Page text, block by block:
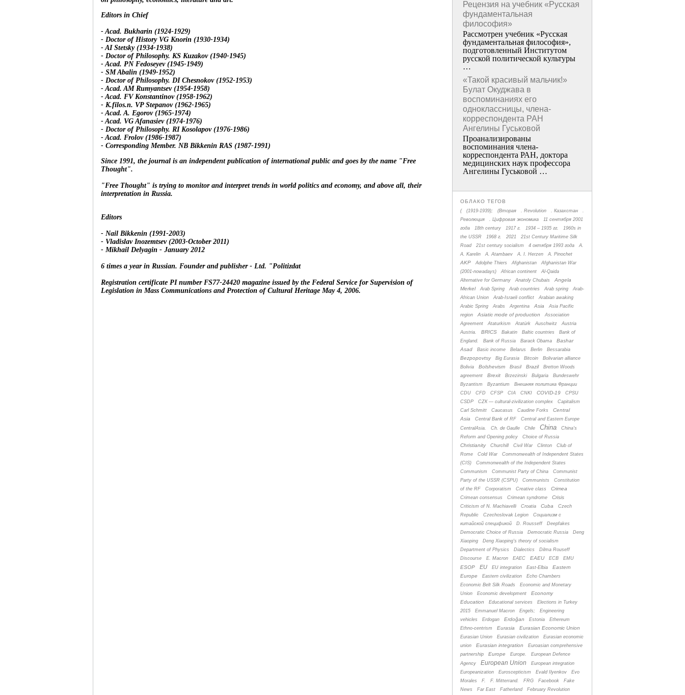
Editors in Chief
- Acad. Bukharin (1924-1929)
- Doctor of History VG Knorin (1930-1934)
- AI Stetsky (1934-1938)
- Doctor of Philosophy. KS Kuzakov (1940-1945)
- Acad. PN Fedoseyev (1945-1949)
- SM Abalin (1949-1952)
- Doctor of Philosophy. DI Chesnokov (1952-1953)
- Acad.AM Rumyantsev (1954-1958)
- Acad. FV Konstantinov (1958-1962)
- K.filos.n. VP Stepanov (1962-1965)
- Acad.A. Egorov (1965-1974)
- Acad. VG Afanasiev (1974-1976)
- Doctor of Philosophy. RI Kosolapov (1976-1986)
- Acad. Frolov (1986-1987)
- Corresponding Member. NB Bikkenin RAS (1987-1991)
Since 1991, the journal is an independent publication of international public and goes by the name "Free
Thought".
"Free Thought" is trying to monitor and interpret trends in world politics and economy, and above all, their
interpretation in Russia.
Editors
- Nail Bikkenin (1991-2003)
- Vladislav Inozemtsev (2003-October 2011)
- Mikhail Delyagin - January 2012
6 times a year in Russian. Founder and publisher - Ltd. "Politizdat
Registration certificate PI number FS77-24420 magazine issued by the Federal Service for Supervision of
Legislation in Mass Communications and Protection of Cultural Heritage May 4, 2006.
Рецензия на учебник «Русская
фундаментальная
философия»
Рассмотрен учебник «Русская
фундаментальная философия»,
подготовленный Институтом
русской политической культуры
…
«Такой красивый мальчик!»
Булат Окуджава в
воспоминаниях его
одноклассницы, члена-
корреспондента РАН
Ангелины Гуськовой
Проанализированы
воспоминания члена­
корреспондента РАН, доктора
медицинских наук профессора
Ангелины Гуськовой …
ОБЛАКО ТЕГОВ
( (1919-1939); (Вторая . Revolution . Казахстан
.
Революция
. Цифровая экономика
11 сентября 2001
года
18th century 1917 г. 1934 – 1935 гг.
1960s in
the USSR
1968 г. 2021
21st Century Maritime Silk
Road
21st century socialism 4 октября 1993 года
A.
A. Karelin
A. Atambaev A. I. Herzen A. Pinochet
AKP Adolphe Thiers Afghanistan
Afghanistan War
(2001-nowadays)
African continent
Al-Qaida
Alternative for Germany
Anatoly Chubais
Angela
Merkel
Arab Spring Arab countries Arab spring
Arab-
African Union
Arab-Israeli conflict
Arabian awaking
Arabic Spring
Arabs Argentina Asia
Asia Pacific
region
Asiatic mode of production
Association
Agreement
Ataturkism Atatürk Auschwitz
Austria
Austria.
BRICS Bakatin Baltic countries
Bank of
England.
Bank of Russia Barack Obama
Bashar
Asad
Basic income Belarus Berlin Bessarabia
Bezpopovtsy Big Eurasia Bitcoin
Bolivarian alliance
Bolivia
Bolshevism Brasil Brazil
Bretton Woods
agreement
Brexit Brzezinski Bulgaria
Bundeswehr
Byzantism
Byzantium
Bнешняя политика Франции
CDU
CFD CFSP CIA CNKI COVID-19
CPSU
CSDP
CZК — cultural-zivilization complex
Capitalism
Carl Schmitt
Caucasus Caudine Forks
Central
Asia
Central Bank of RF
Central and Eastern Europe
CentralAsia.
Ch. de Gaulle Chile China
China's
Reform and Opening policy
Choice of Russia
Christianity Churchill Civil War Clinton
Club of
Rome
Cold War
Commonwealth of Independent States
(CIS)
Commonwealth of the Independent States
Communism
Communist Party of China
Communist
Party of the USSR (CSPU)
Communists
Constitution
of the RF
Corporatism Creative class Crimea
Crimean consensus Crimean syndrome Crisis
Criticism of N. Machiavelli Croatia Cuba
Czech
Republic
Czechoslovak Legion
Cоциализм с
китайской спецификой
D. Rousseff
Deepfakes
Democratic Choice of Russia
Democratic Russia
Deng
Xiaoping
Deng Xiaoping's theory of socialism
Department of Physics
Dialectics
Dilma Rouseff
Discourse
E. Macron EAEC EAEU ECB EMU
ESOP EU EU integration East-Elbia
Eastern
Europe
Eastern civilization
Echo Chambers
Economic Belt Silk Roads
Economic and Monetary
Union
Economic development
Economy
Education
Educational services
Elections in Turkey
2015
Emmanuel Macron Engels;
Engineering
vehicles
Erdogan Erdoğan Estonia
Ethereum
Ethno-centrism
Eurasia Eurasian Economic Union
Eurasian Union Eurasian civilization
Eurasian economic
union
Eurasian integration
Euroasian comprehensive
partnership
Europe Europe.
European Defence
Agency
European Union
European integration
Europeanization
Euroscepticism Evald Ilyenkov
Evo
Morales
F. F. Mitterrand. FRG Facebook
Fake
News
Far East Fatherland
February Revolution